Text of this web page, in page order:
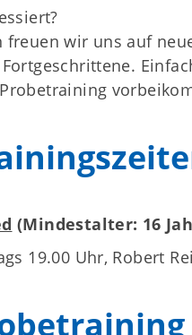
freuen wir uns auf
(Mindestalter: 16
19.00 Uhr, Robert
Öffnungszeiten
Sportcentrum